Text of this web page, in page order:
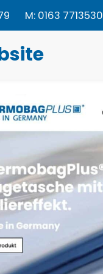
M: 0163 7713530